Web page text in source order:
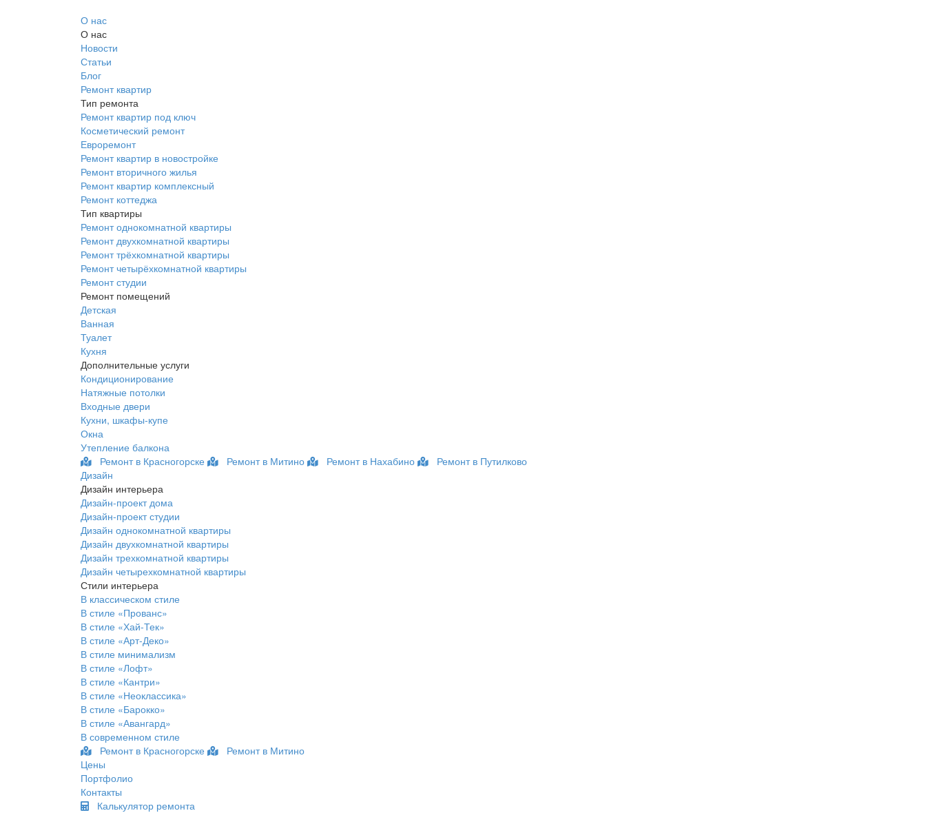
О нас
О нас
Новости
Статьи
Блог
Ремонт квартир
Тип ремонта
Ремонт квартир под ключ
Косметический ремонт
Евроремонт
Ремонт квартир в новостройке
Ремонт вторичного жилья
Ремонт квартир комплексный
Ремонт коттеджа
Тип квартиры
Ремонт однокомнатной квартиры
Ремонт двухкомнатной квартиры
Ремонт трёхкомнатной квартиры
Ремонт четырёхкомнатной квартиры
Ремонт студии
Ремонт помещений
Детская
Ванная
Туалет
Кухня
Дополнительные услуги
Кондиционирование
Натяжные потолки
Входные двери
Кухни, шкафы-купе
Окна
Утепление балкона
Ремонт в Красногорске
Ремонт в Митино Ремонт в Нахабино
Ремонт в Путилково
Дизайн
Дизайн интерьера
Дизайн-проект дома
Дизайн-проект студии
Дизайн однокомнатной квартиры
Дизайн двухкомнатной квартиры
Дизайн трехкомнатной квартиры
Дизайн четырехкомнатной квартиры
Стили интерьера
В классическом стиле
В стиле «Прованс»
В стиле «Хай-Тек»
В стиле «Арт-Деко»
В стиле минимализм
В стиле «Лофт»
В стиле «Кантри»
В стиле «Неоклассика»
В стиле «Барокко»
В стиле «Авангард»
В современном стиле
Ремонт в Красногорске
Ремонт в Митино
Цены
Портфолио
Контакты
Калькулятор ремонта